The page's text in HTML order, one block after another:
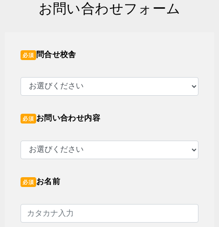
お問い合わせフォーム
必須 問合せ校舎
必須 お問い合わせ内容
必須 お名前